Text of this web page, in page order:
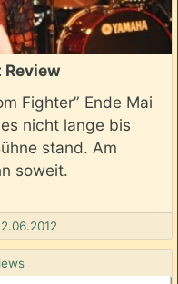
Review
Fighter” Ende Mai
nicht lange bis
stand. Am
soweit.